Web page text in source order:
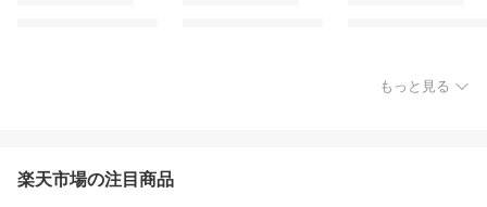
もっと見る
楽天市場の注目商品